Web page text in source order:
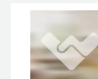
Animale de
Afaceri și
Inchiriere Bunuri
Utilaje agricole si
Piese auto si
Dacia Duster